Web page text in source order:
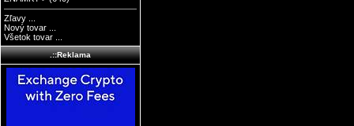
Zľavy ...
Nový tovar ...
Všetok tovar ...
.::Reklama